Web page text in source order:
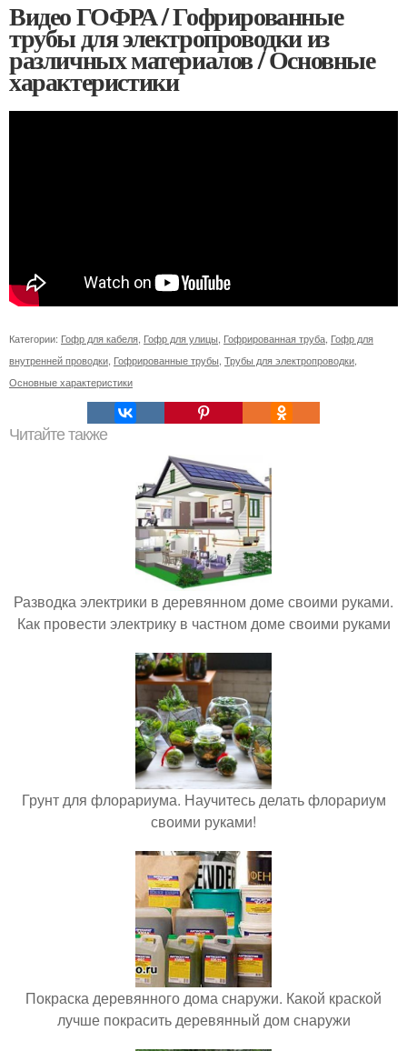
Видео ГОФРА / Гофрированные
трубы для электропроводки из
различных материалов / Основные
характеристики
Категории: Гофр для кабеля Гофр для улицы Гофрированная труба Гофр для
внутренней проводки Гофрированные трубы Трубы для электропроводки
Основные характеристики
Читайте также
Разводка электрики в деревянном доме своими руками.
Как провести электрику в частном доме своими руками
Грунт для флорариума. Научитесь делать флорариум
своими руками!
Покраска деревянного дома снаружи. Какой краской
лучше покрасить деревянный дом снаружи